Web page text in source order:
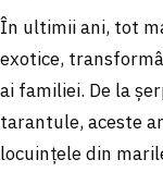
În ultimii ani, tot
exotice,
ai familiei. De la
tarantule, aceste
locuințele din